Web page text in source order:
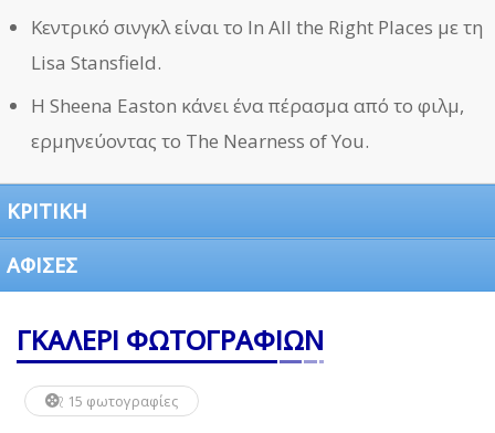
Κεντρικό σινγκλ είναι το In All the Right Places με τη
Lisa Stansfield.
Η Sheena Easton κάνει ένα πέρασμα από το φιλμ,
ερμηνεύοντας το The Nearness of You.
ΚΡΙΤΙΚΗ
ΑΦΙΣΕΣ
ΓΚΑΛΕΡΙ ΦΩΤΟΓΡΑΦΙΩΝ
15 φωτογραφίες